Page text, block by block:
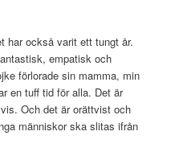
har också varit ett tungt år.
empatisk och
förlorade sin mamma, min
en tuff tid för alla. Det är
Och det är orättvist och
människor ska slitas ifrån